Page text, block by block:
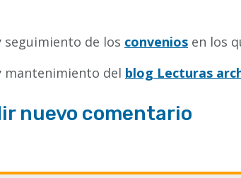
seguimiento de los convenios en los
mantenimiento del blog Lecturas
nuevo comentario